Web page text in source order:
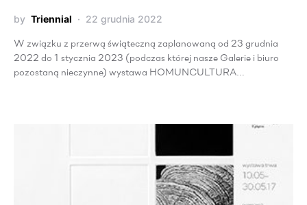
by Triennial 22 grudnia 2022
W związku z przerwą świąteczną zaplanowaną od 23 grudnia
2022 do 1 stycznia 2023 (podczas której nasze Galerie i biuro
pozostaną nieczynne) wystawa HOMUNCULTURA…